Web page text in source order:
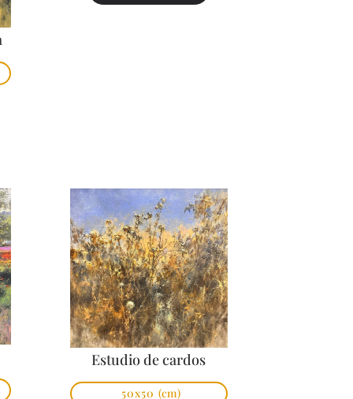
Estudio de cardos
50x50 (cm)